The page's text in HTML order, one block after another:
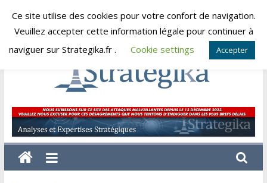
Skip
dimanche, août 9, 2026
Strategika
Expertise
et
Analyses
Ce site utilise des cookies pour votre confort de navigation.
Veuillez accepter cette information légale pour continuer à
naviguer sur Strategika.fr .
Cookie settings Accepter